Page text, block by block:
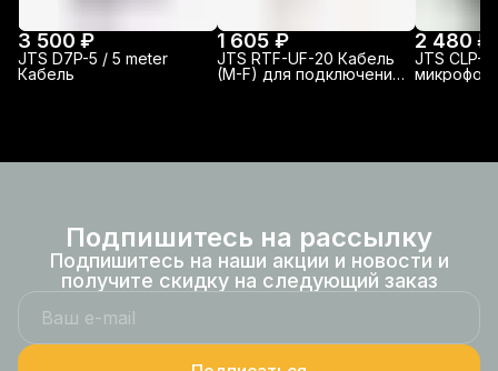
3 500 ₽
JTS D7P-5 / 5 meter
Кабель
1 605 ₽
JTS RTF-UF-20 Кабель
(M-F) для подключения
2 480 ₽
JTS CLP-
Подпишитесь на рассылку
Подпишитесь на наши акции и новости и
получите скидку на следующий заказ